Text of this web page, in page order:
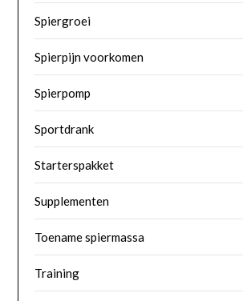
Spiergroei
Spierpijn voorkomen
Spierpomp
Sportdrank
Starterspakket
Supplementen
Toename spiermassa
Training